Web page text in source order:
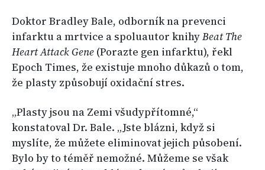
Doktor Bradley Bale, odborník na prevenci
infarktu a mrtvice a spoluautor knihyBeat The
Heart Attack Gene (Porazte gen infarktu), řekl
Epoch Times, že existuje mnoho důkazů o tom,
že plasty způsobují oxidační stres.
„Plasty jsou na Zemi všudypřítomné,“
konstatoval Dr. Bale. „Jste blázni, když si
myslíte, že můžete eliminovat jejich působení.
Bylo by to téměř nemožné. Můžeme se však